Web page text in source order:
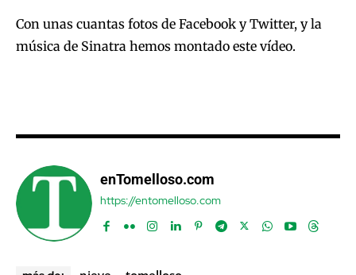
Con unas cuantas fotos de Facebook y Twitter, y la
música de Sinatra hemos montado este vídeo.
enTomelloso.com
https://entomelloso.com